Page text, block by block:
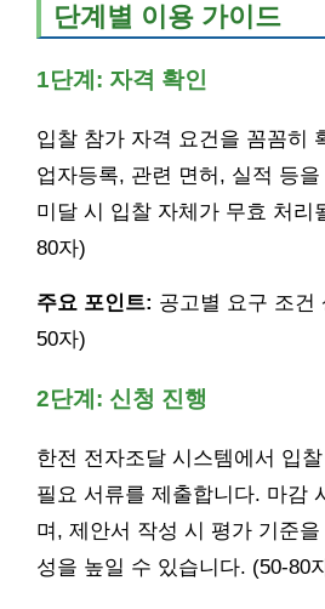
단계별 이용 가이드
1단계: 자격 확인
입찰 참가 자격 요건을 꼼꼼히
업자등록, 관련 면허, 실적 등
미달 시 입찰 자체가 무효 처리
80자)
주요 포인트: 공고별 요구 조건
50자)
2단계: 신청 진행
한전 전자조달 시스템에서 입
필요 서류를 제출합니다. 마감
며, 제안서 작성 시 평가 기준
성을 높일 수 있습니다. (50-80